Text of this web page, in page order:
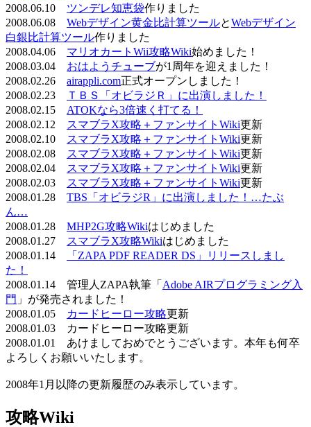
2008.06.10 ツンデレ知恵袋作りました
2008.06.08 Webデザイン黄金比計算ツールとWebデザイン
白銀比計算ツール作りました
2008.04.06 マリオカートWii攻略Wiki始めました！
2008.03.04 おはようチューブが1周年を迎えました！
2008.02.26 airappli.com正式オープンしました！
2008.02.23
ＴＢＳ「オビラジＲ」に出演しました！
2008.02.15 ATOKなら3倍速く打てる！
2008.02.12
スマブラX攻略＋ファンサイトWiki更新
2008.02.10
スマブラX攻略＋ファンサイトWiki更新
2008.02.08
スマブラX攻略＋ファンサイトWiki更新
2008.02.04
スマブラX攻略＋ファンサイトWiki更新
2008.02.03
スマブラX攻略＋ファンサイトWiki更新
2008.01.28 TBS「オビラジR」に出演しました！…たぶ
ん…
2008.01.28 MHP2G攻略Wikiはじめました
2008.01.27
スマブラX攻略Wikiはじめました
2008.01.14
「ZAPA PDF READER DS」リリースしまし
た！
2008.01.14 管理人ZAPA執筆「 Adobe AIRプログラミング入
門 」が発売されました！
2008.01.05
カードヒーロー攻略更新
2008.01.03 カードヒーロー攻略更新
2008.01.01 あけましておめでとうございます。本年も何卒
よろしくお願いいたします。
2008年1月以降の更新履歴のみ表示しています。
攻略Wiki